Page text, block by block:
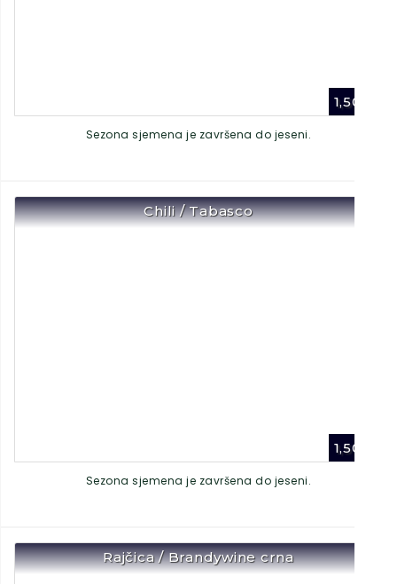
1,50
Sezona sjemena je završena do jeseni.
Chili / Tabasco
1,50
Sezona sjemena je završena do jeseni.
Rajčica / Brandywine crna